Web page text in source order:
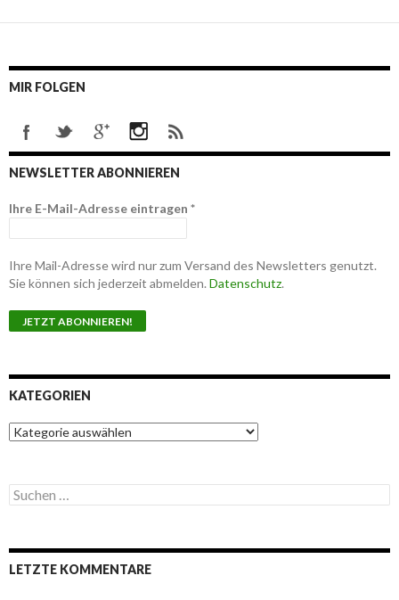
MIR FOLGEN
NEWSLETTER ABONNIEREN
Ihre E-Mail-Adresse eintragen *
Ihre Mail-Adresse wird nur zum Versand des Newsletters genutzt.
Sie können sich jederzeit abmelden. Datenschutz.
KATEGORIEN
K
a
g
o
n
S
u
e
n
LETZTE KOMMENTARE